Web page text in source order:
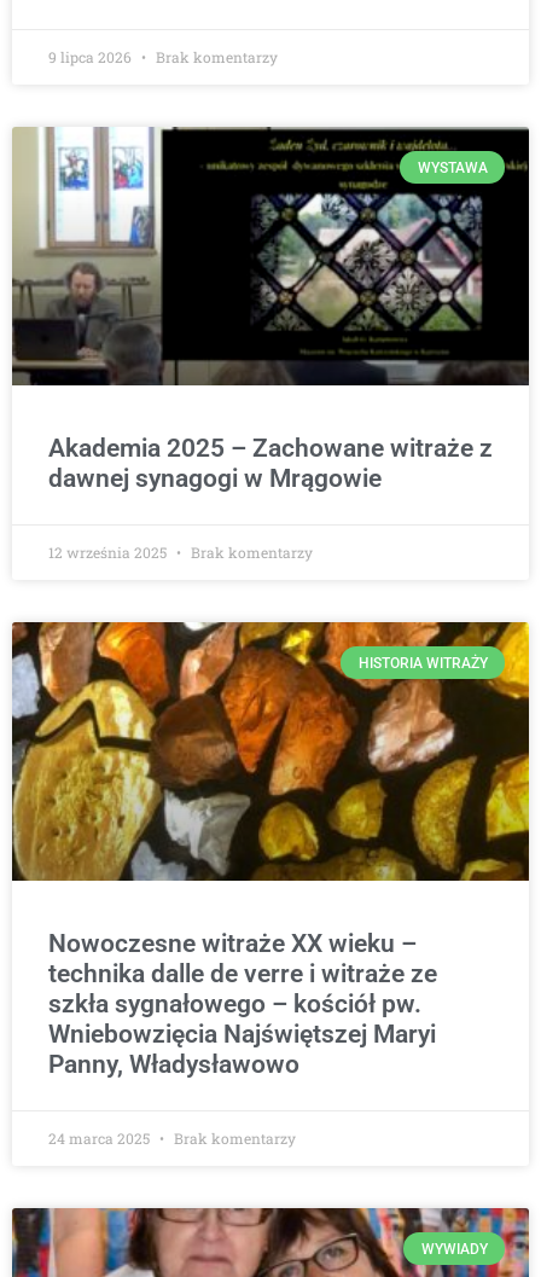
9 lipca 2026 Brak komentarzy
WYSTAWA
Akademia 2025 – Zachowane witraże z
dawnej synagogi w Mrągowie
12 września 2025 Brak komentarzy
HISTORIA WITRAŻY
Nowoczesne witraże XX wieku –
technika dalle de verre i witraże ze
szkła sygnałowego – kościół pw.
Wniebowzięcia Najświętszej Maryi
Panny, Władysławowo
24 marca 2025 Brak komentarzy
WYWIADY